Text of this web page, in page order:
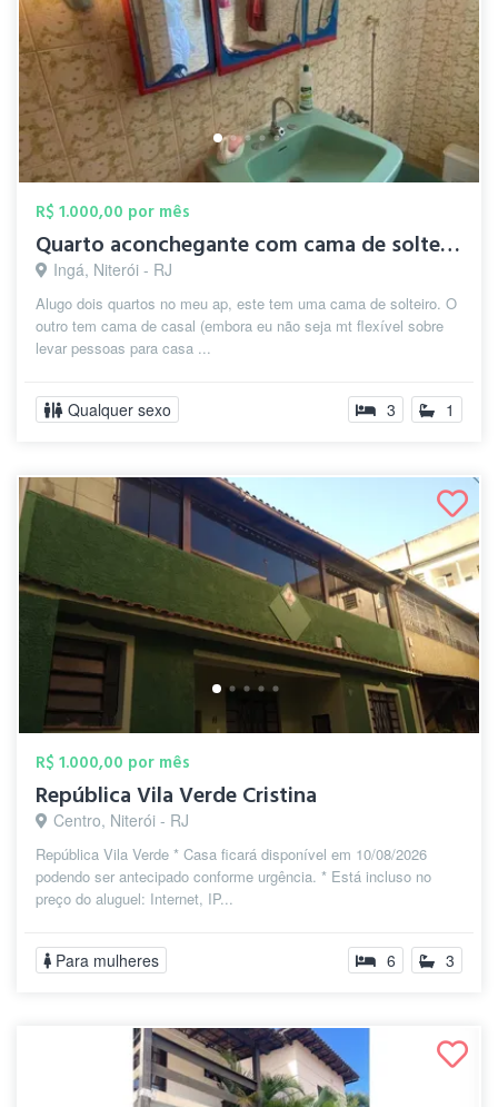
R$ 1.000,00 por mês
Quarto aconchegante com cama de solteiro
Ingá, Niterói - RJ
Alugo dois quartos no meu ap, este tem uma cama de solteiro. O
outro tem cama de casal (embora eu não seja mt flexível sobre
levar pessoas para casa ...
Qualquer sexo 3 1
R$ 1.000,00 por mês
República Vila Verde Cristina
Centro, Niterói - RJ
República Vila Verde * Casa ficará disponível em 10/08/2026
podendo ser antecipado conforme urgência. * Está incluso no
preço do aluguel: Internet, IP...
Para mulheres 6 3